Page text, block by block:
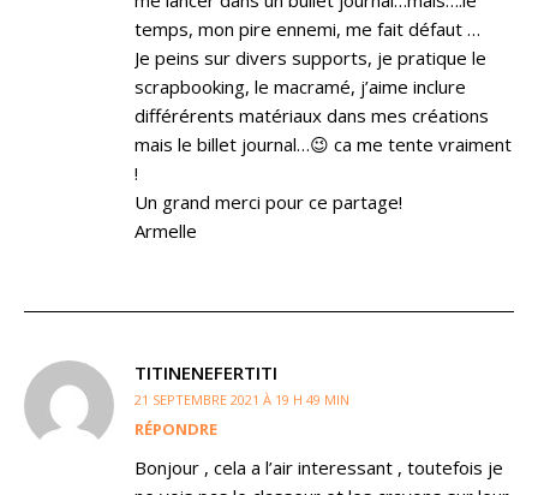
temps, mon pire ennemi, me fait défaut …
Je peins sur divers supports, je pratique le
scrapbooking, le macramé, j’aime inclure
différérents matériaux dans mes créations
mais le billet journal…😉 ca me tente vraiment
!
Un grand merci pour ce partage!
Armelle
TITINENEFERTITI
21 SEPTEMBRE 2021 À 19 H 49 MIN
RÉPONDRE
Bonjour , cela a l’air interessant , toutefois je